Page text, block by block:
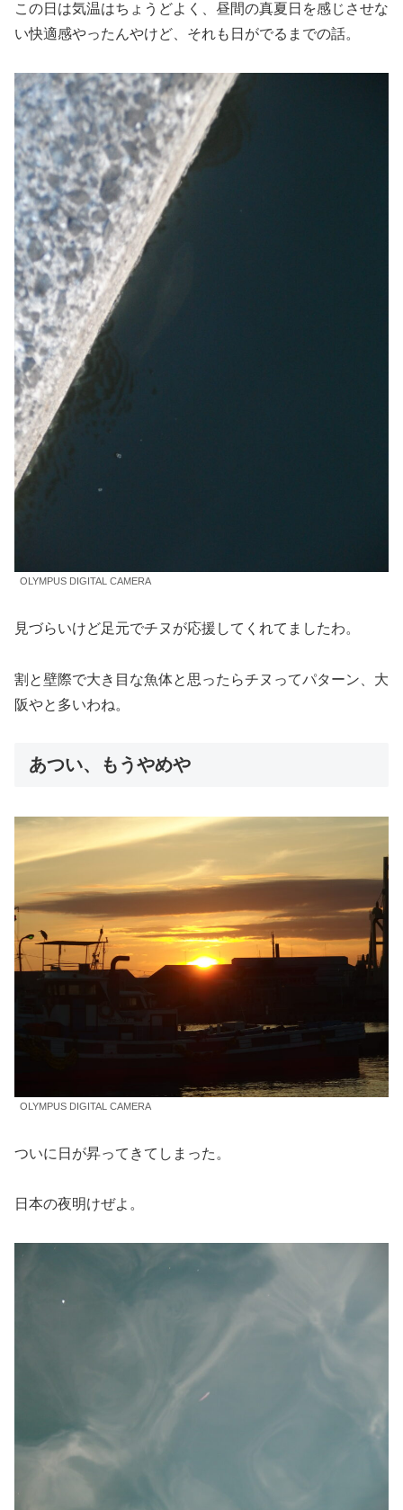
この日は気温はちょうどよく、昼間の真夏日を感じさせな
い快適感やったんやけど、それも日がでるまでの話。
OLYMPUS DIGITAL CAMERA
見づらいけど足元でチヌが応援してくれてましたわ。
割と壁際で大き目な魚体と思ったらチヌってパターン、大
阪やと多いわね。
あつい、もうやめや
OLYMPUS DIGITAL CAMERA
ついに日が昇ってきてしまった。
日本の夜明けぜよ。